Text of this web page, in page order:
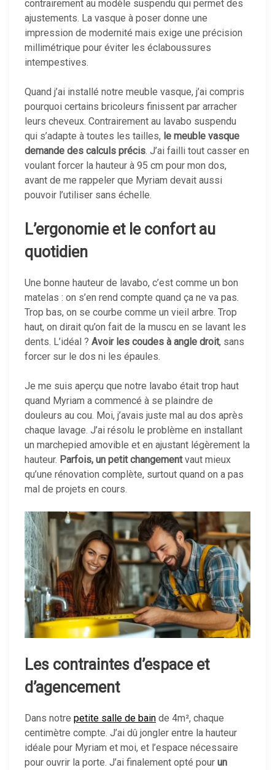
contrairement au modèle suspendu qui permet des
ajustements. La vasque à poser donne une
impression de modernité mais exige une précision
millimétrique pour éviter les éclaboussures
intempestives.
Quand j’ai installé notre meuble vasque, j’ai compris
pourquoi certains bricoleurs finissent par arracher
leurs cheveux. Contrairement au lavabo suspendu
qui s’adapte à toutes les tailles, le meuble vasque
demande des calculs précis. J’ai failli tout casser en
voulant forcer la hauteur à 95 cm pour mon dos,
avant de me rappeler que Myriam devait aussi
pouvoir l’utiliser sans échelle.
L’ergonomie et le confort au
quotidien
Une bonne hauteur de lavabo, c’est comme un bon
matelas : on s’en rend compte quand ça ne va pas.
Trop bas, on se courbe comme un vieil arbre. Trop
haut, on dirait qu’on fait de la muscu en se lavant les
dents. L’idéal ? Avoir les coudes à angle droit, sans
forcer sur le dos ni les épaules.
Je me suis aperçu que notre lavabo était trop haut
quand Myriam a commencé à se plaindre de
douleurs au cou. Moi, j’avais juste mal au dos après
chaque lavage. J’ai résolu le problème en installant
un marchepied amovible et en ajustant légèrement la
hauteur. Parfois, un petit changementvaut mieux
qu’une rénovation complète, surtout quand on a pas
mal de projets en cours.
Les contraintes d’espace et
d’agencement
Dans notre petite salle de bain de 4m², chaque
centimètre compte. J’ai dû jongler entre la hauteur
idéale pour Myriam et moi, et l’espace nécessaire
pour ouvrir la porte. J’ai finalement opté pour un